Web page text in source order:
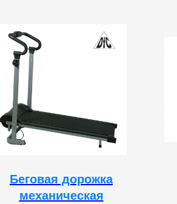
Беговая дорожка
механическая